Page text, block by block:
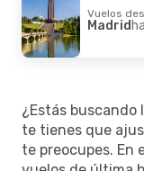
Vuelos
Madrid
¿Estás buscando
te tienes que
te preocupes. En